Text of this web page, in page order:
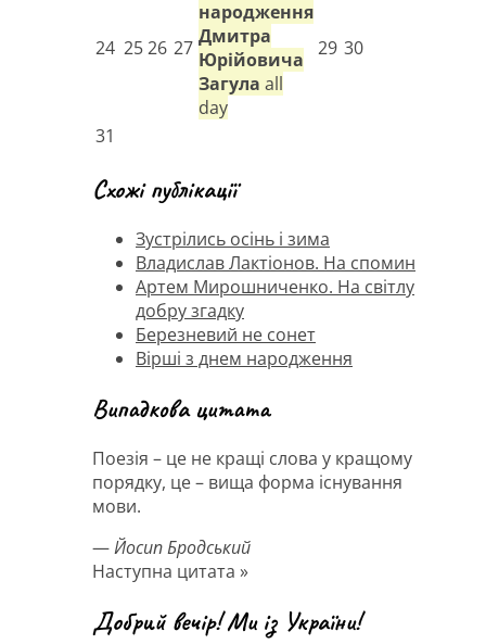
24 2526 27
народження
Дмитра
Юрійовича
Загула all
day
29 30
31
Схожі публікації
Зустрілись осінь і зима
Владислав Лактіонов. На спомин
Артем Мирошниченко. На світлу
добру згадку
Березневий не сонет
Вірші з днем народження
Випадкова цитата
Поезія – це не кращі слова у кращому
порядку, це – вища форма існування
мови.
—Йосип Бродський
Наступна цитата »
Добрий вечір! Ми із України!